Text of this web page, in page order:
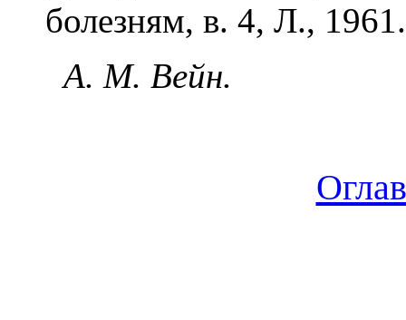
болезням, в. 4, Л., 1961.
А. М. Вейн.